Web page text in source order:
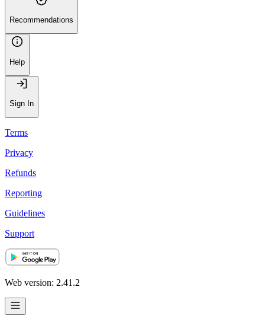
Recommendations
Help
Sign In
Terms
Privacy
Refunds
Reporting
Guidelines
Support
Web version: 2.41.2